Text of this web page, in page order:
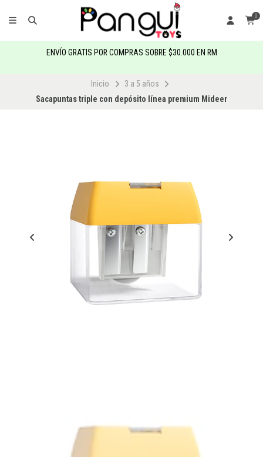
0
ENVÍO GRATIS POR COMPRAS SOBRE $30.000 EN RM
Inicio
3 a 5 años
Sacapuntas triple con depósito línea premium Mideer